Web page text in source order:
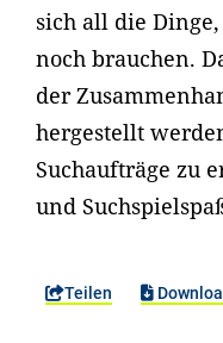
sich all die
noch brauchen.
der
hergestellt
Suchaufträge zu
und
Teilen